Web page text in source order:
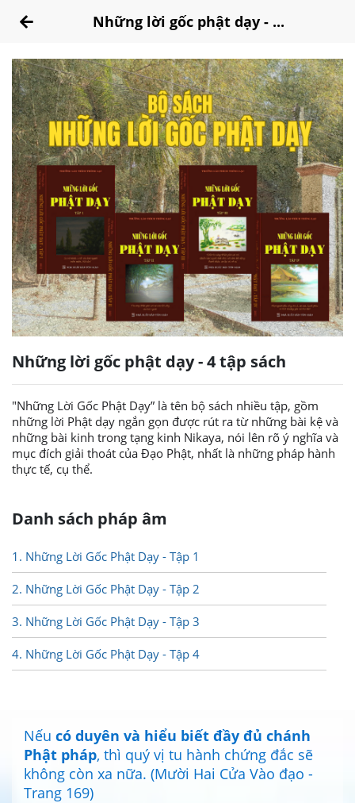
Những lời gốc phật dạy - ...
Những lời gốc phật dạy - 4 tập sách
"Những Lời Gốc Phật Dạy” là tên bộ sách nhiều tập, gồm
những lời Phật dạy ngắn gọn được rút ra từ những bài kệ và
những bài kinh trong tạng kinh Nikaya, nói lên rõ ý nghĩa và
mục đích giải thoát của Đạo Phật, nhất là những pháp hành
thực tế, cụ thể.
Danh sách pháp âm
1. Những Lời Gốc Phật Dạy - Tập 1
2. Những Lời Gốc Phật Dạy - Tập 2
3. Những Lời Gốc Phật Dạy - Tập 3
4. Những Lời Gốc Phật Dạy - Tập 4
Nếu có duyên và hiểu biết đầy đủ chánh
Phật pháp, thì quý vị tu hành chứng đắc sẽ
không còn xa nữa. (Mười Hai Cửa Vào đạo -
Trang 169)